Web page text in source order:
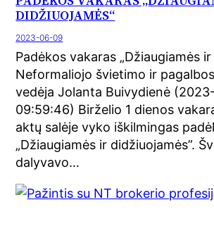
DIDŽIUOJAMĖS“
2023-06-09
Padėkos vakaras „Džiaugiamės
Neformaliojo švietimo ir
vedėja Jolanta Buivydienė
09:59:46) Birželio 1 dienos
aktų salėje vyko iškilmingas
„Džiaugiamės ir didžiuojamės”.
dalyvavo…